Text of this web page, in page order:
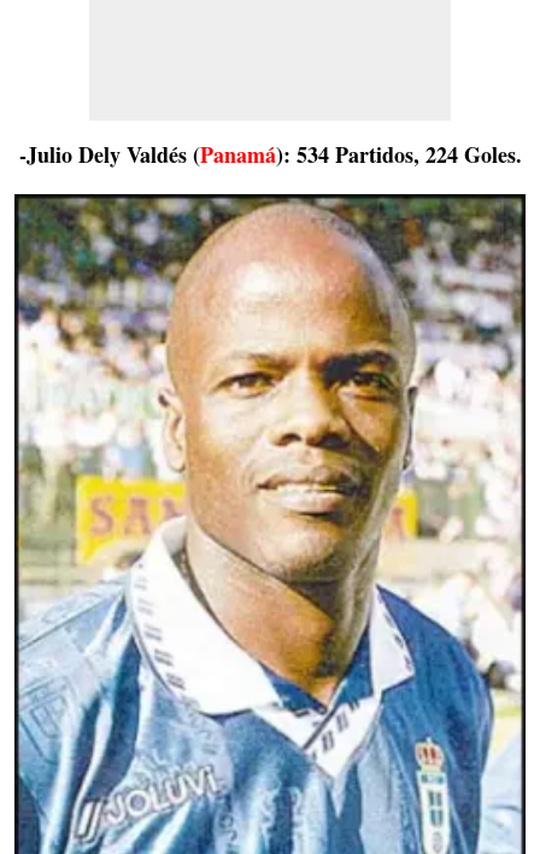
-Julio Dely Valdés (Panamá): 534 Partidos, 224 Goles.